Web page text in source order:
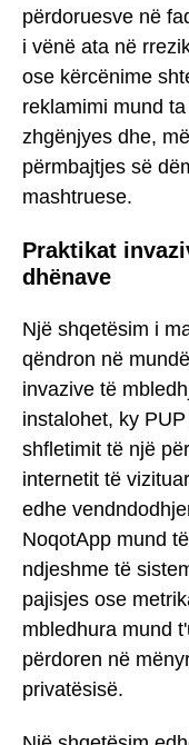
përdoruesve në
i vënë ata në
ose kërcënime
reklamimi mund
zhgënjyes dhe,
përmbajtjes së
mashtruese.
Praktikat
dhënave
Një shqetësim i
qëndron në
invazive të
instalohet, ky
shfletimit të një
internetit të
edhe
NoqotApp mund
ndjeshme të
pajisjes ose
mbledhura mund
përdoren në
privatësisë.